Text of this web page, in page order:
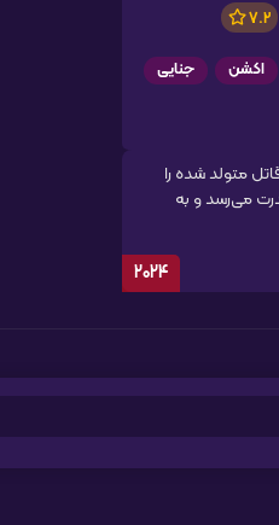
7.2
اکشن جنایی
متولد شده را
می‌رسد و به
2024